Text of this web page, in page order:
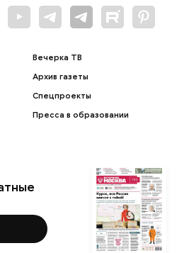
Вечерка ТВ
Архив газеты
Спецпроекты
Пресса в образовании